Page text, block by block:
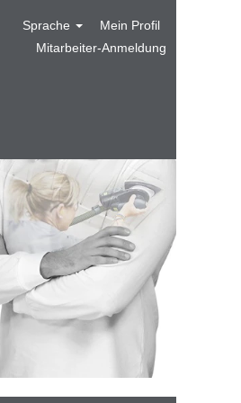
Sprache
Mein Profil
Mitarbeiter-Anmeldung